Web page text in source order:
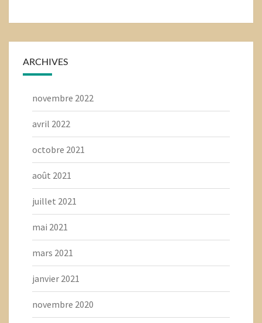
ARCHIVES
novembre 2022
avril 2022
octobre 2021
août 2021
juillet 2021
mai 2021
mars 2021
janvier 2021
novembre 2020